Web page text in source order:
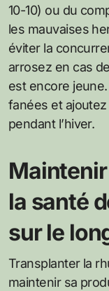
10-10) ou du
les mauvaises
éviter la
arrosez en cas
est encore
fanées et
pendant l’hiver.
la santé
sur le
Transplanter la
maintenir sa